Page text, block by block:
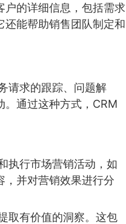
户的详细信息，包括需求
还能帮助销售团队制定和
请求的跟踪、问题解
。通过这种方式，CRM
执行市场营销活动，如
，并对营销效果进行分
取有价值的洞察。这包